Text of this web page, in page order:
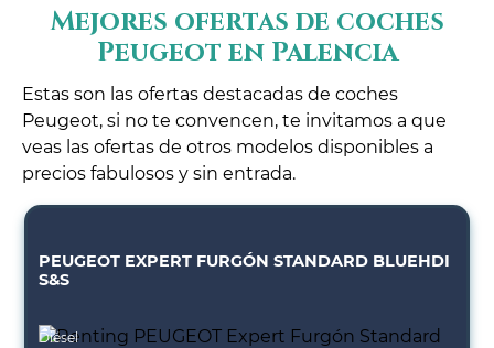
Mejores ofertas de coches
Peugeot en Palencia
Estas son las ofertas destacadas de coches
Peugeot, si no te convencen, te invitamos a que
veas las ofertas de otros modelos disponibles a
precios fabulosos y sin entrada.
PEUGEOT EXPERT FURGÓN STANDARD BLUEHDI
S&S
Diésel